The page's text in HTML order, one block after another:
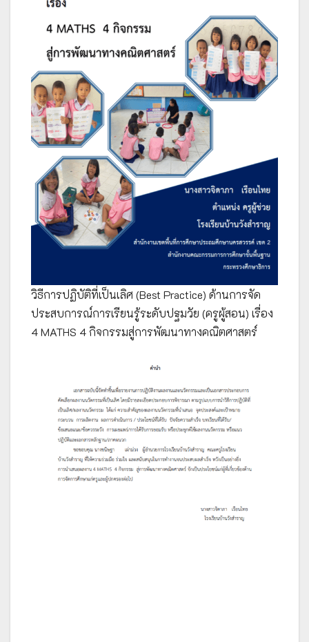
วิธีการปฏิบัติที่เป็นเลิศ (Best Practice) ด้านการจัด
ประสบการณ์การเรียนรู้ระดับปฐมวัย (ครูผู้สอน) เรื่อง
4 MATHS 4 กิจกรรมสู่การพัฒนาทางคณิตศาสตร์